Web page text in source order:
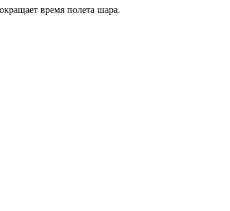
время полета шара.